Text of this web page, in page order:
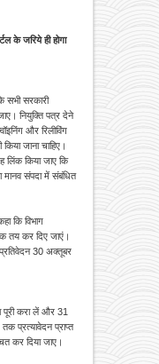
के जरिये ही होगा
सभी सरकारी
नियुक्ति पत्र देने
और रिलीविंग
जाना चाहिए।
लिंक किया जाए कि
मानव संपदा में संबंधित
कि विभाग
तय कर दिए जाएं।
30 अक्तूबर
पूरी करा लें और 31
प्रत्यावेदन प्राप्त
कर दिया जाए।